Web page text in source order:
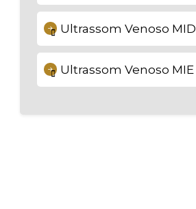
Ultrassom Venoso MID
Ultrassom Venoso MIE